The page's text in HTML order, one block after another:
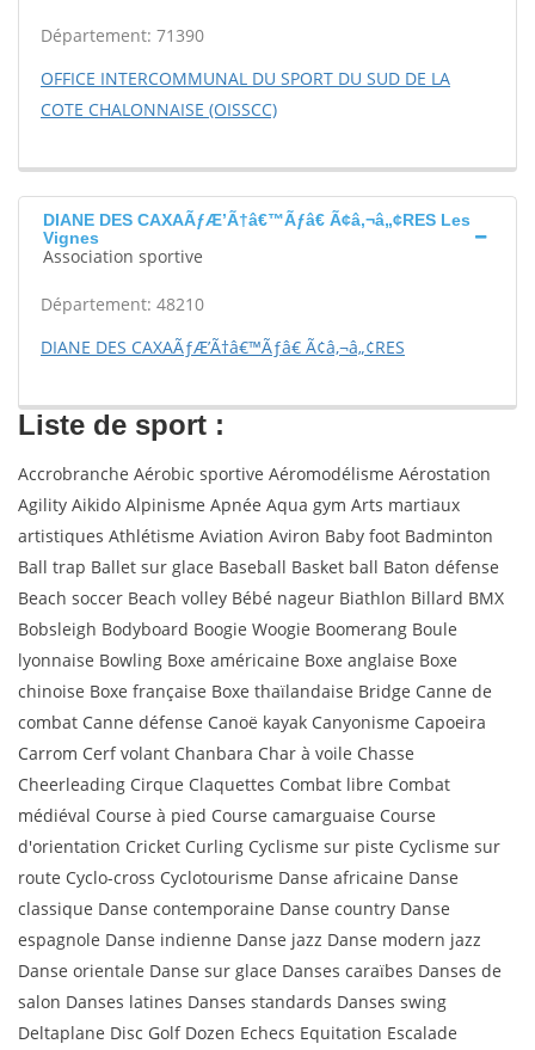
Département: 71390
OFFICE INTERCOMMUNAL DU SPORT DU SUD DE LA
COTE CHALONNAISE (OISSCC)
DIANE DES CAXAÃƒÆ’Ã†â€™Ãƒâ€ Ã¢â‚¬â„¢RES Les
Vignes
Association sportive
Département: 48210
DIANE DES CAXAÃƒÆ’Ã†â€™Ãƒâ€ Ã¢â‚¬â„¢RES
Liste de sport :
Accrobranche Aérobic sportive Aéromodélisme Aérostation
Agility Aikido Alpinisme Apnée Aqua gym Arts martiaux
artistiques Athlétisme Aviation Aviron Baby foot Badminton
Ball trap Ballet sur glace Baseball Basket ball Baton défense
Beach soccer Beach volley Bébé nageur Biathlon Billard BMX
Bobsleigh Bodyboard Boogie Woogie Boomerang Boule
lyonnaise Bowling Boxe américaine Boxe anglaise Boxe
chinoise Boxe française Boxe thaïlandaise Bridge Canne de
combat Canne défense Canoë kayak Canyonisme Capoeira
Carrom Cerf volant Chanbara Char à voile Chasse
Cheerleading Cirque Claquettes Combat libre Combat
médiéval Course à pied Course camarguaise Course
d'orientation Cricket Curling Cyclisme sur piste Cyclisme sur
route Cyclo-cross Cyclotourisme Danse africaine Danse
classique Danse contemporaine Danse country Danse
espagnole Danse indienne Danse jazz Danse modern jazz
Danse orientale Danse sur glace Danses caraïbes Danses de
salon Danses latines Danses standards Danses swing
Deltaplane Disc Golf Dozen Echecs Equitation Escalade